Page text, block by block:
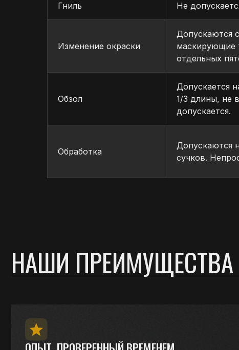
Гниль Не
Изменение окраски
Допускаются
маскирующие
отдельных
Обзол
Допускается
1/3 длины, не
допускается.
Обработка
Допускаются
сучков.
НАШИ ПРЕИМУЩЕСТВА
Более 20 лет успешной работы на рынке
древесных материалов.
СОВРЕМЕННОЕ ПРОИЗВОДСТВО